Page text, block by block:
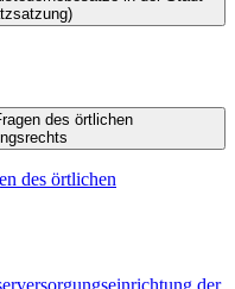
des örtlichen
des örtlichen